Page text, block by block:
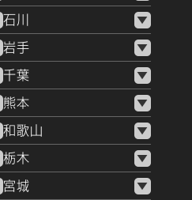
石川
岩手
千葉
熊本
和歌山
栃木
宮城